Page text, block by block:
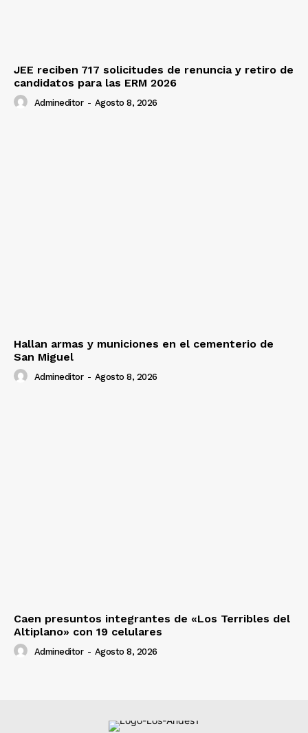
JEE reciben 717 solicitudes de renuncia y retiro de
candidatos para las ERM 2026
Admineditor - Agosto 8, 2026
Hallan armas y municiones en el cementerio de
San Miguel
Admineditor - Agosto 8, 2026
Caen presuntos integrantes de «Los Terribles del
Altiplano» con 19 celulares
Admineditor - Agosto 8, 2026